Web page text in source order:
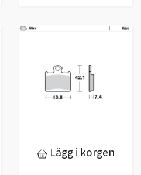
Lägg i korgen